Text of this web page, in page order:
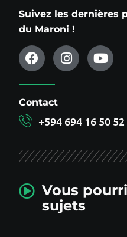
Suivez les dernières
du Maroni !
Contact
+594 694 16 50 52
Vous
sujets